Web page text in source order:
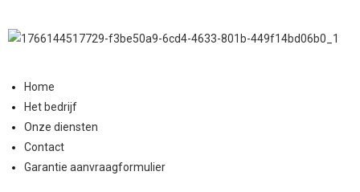
Home
Het bedrijf
Onze diensten
Contact
Garantie aanvraagformulier